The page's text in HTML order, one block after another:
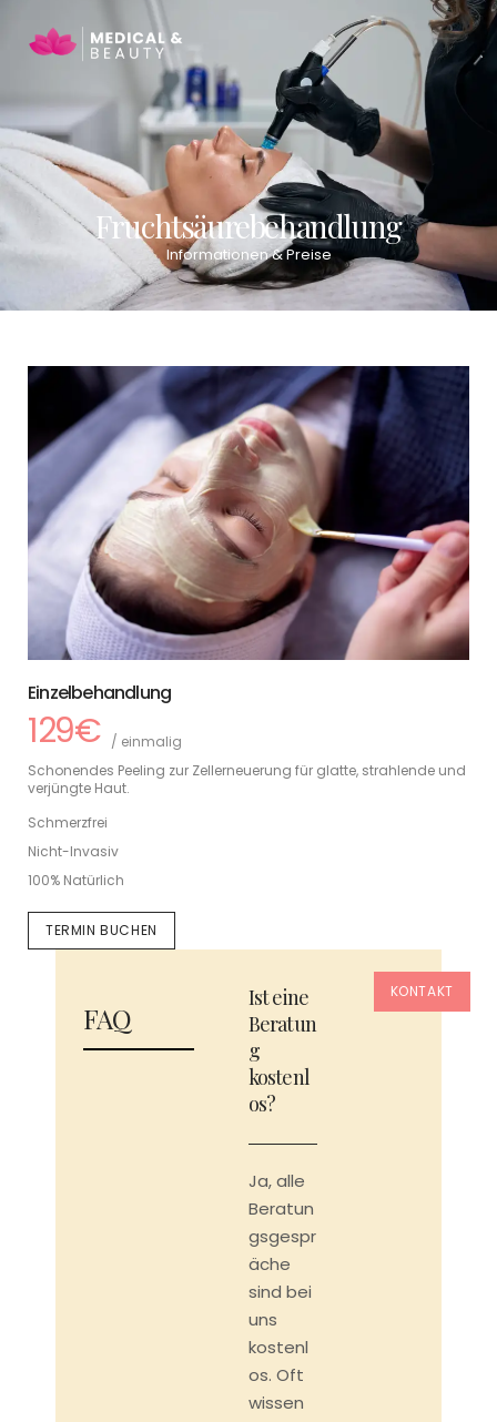
Fruchtsäurebehandlung
Informationen & Preise
Einzelbehandlung
129€
/ einmalig
Schonendes Peeling zur Zellerneuerung für glatte, strahlende und
verjüngte Haut.
Schmerzfrei
Nicht-Invasiv
100% Natürlich
TERMIN BUCHEN
FAQ
Ist eine
Beratun
g
kostenl
os?
Ja, alle
Beratun
gsgespr
äche
sind bei
uns
kostenl
os. Oft
wissen
KONTAKT